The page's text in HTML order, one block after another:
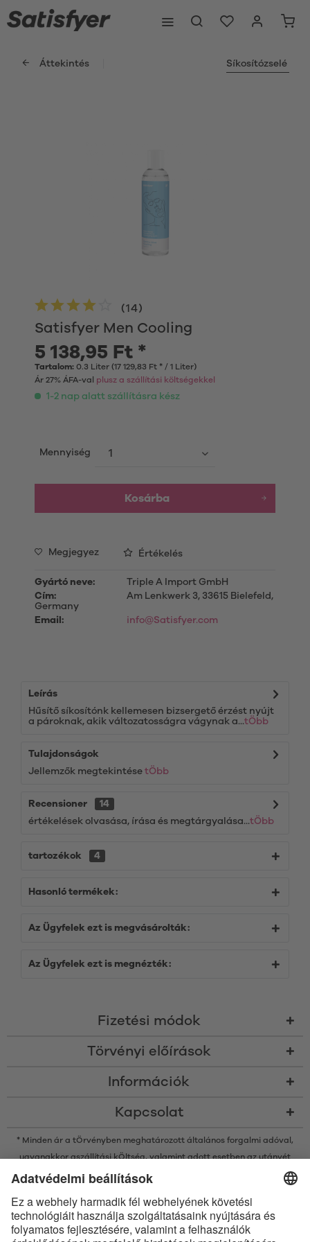
Áttekintés Síkosítózselé
Satisfyer Men Cooling
(14)
5 138,95 Ft *
Tartalom: 0.3 Liter (17 129,83 Ft * / 1 Liter)
Ár 27% ÁFA-val plusz a szállítási költségekkel
1-2 nap alatt szállításra kész
Mennyiség
Kosárba
Megjegyez Értékelés
Gyártó neve:
Triple A Import GmbH
Cím:
Am Lenkwerk 3, 33615 Bielefeld,
Germany
Email:
info@Satisfyer.com
Leírás
Hűsítő síkosítónk kellemesen bizsergető érzést nyújt
a pároknak, akik változatosságra vágynak a...tÖbb
Tulajdonságok
Jellemzők megtekintése tÖbb
Recensioner
14
értékelések olvasása, írása és megtárgyalása...tÖbb
tartozékok 4
Hasonló termékek:
Az Ügyfelek ezt is megvásárolták:
Az Ügyfelek ezt is megnézték:
Fizetési módok
Törvényi előírások
Információk
Kapcsolat
* Minden ár a tÖrvényben meghatározott általános forgalmi adóval,
ugyanakkor aszállítási kÖltség, valamint adott esetben az utánvét
kÖltsége nélkÜl értendő, amennyiben nincsen máshogy leírva
az Satisfyer GmbH az ilyen védjegyeket mindenkor licenc alatt
használja.
Az Apple, az Apple logó és az Apple Watch az Apple Inc. védjegyei. A